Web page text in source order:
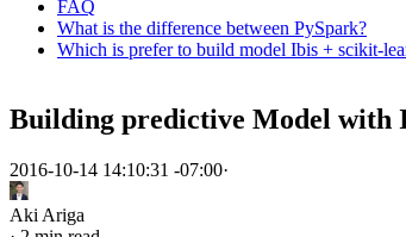
バンクーバーに移住して8か月が経
カナダのバンクーバーエリアに子
2020年を振り返って
機械学習工学研究会の「機械学習
FAQ
What is the difference between PySpark?
Which is prefer to build model Ibis + scikit-
Building predictive Model with
2016-10-14 14:10:31 -07:00·
Aki Ariga